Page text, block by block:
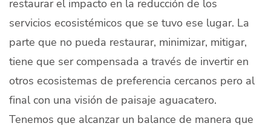
servicios ecosistémicos que se tuvo ese lugar. La
parte que no pueda restaurar, minimizar, mitigar,
tiene que ser compensada a través de invertir en
otros ecosistemas de preferencia cercanos pero al
final con una visión de paisaje aguacatero.
Tenemos que alcanzar un balance de manera que